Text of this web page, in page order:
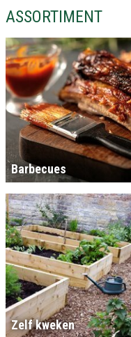
ASSORTIMENT
Barbecues
Zelf kweken